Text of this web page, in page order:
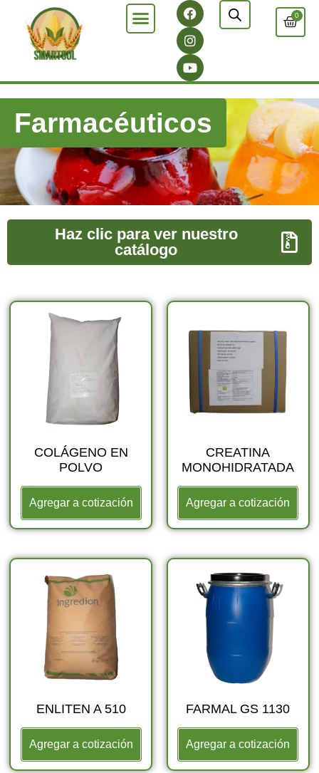
0
Farmacéuticos
Haz clic para ver nuestro
catálogo
COLÁGENO EN
POLVO
Agregar a cotización
CREATINA
MONOHIDRATADA
Agregar a cotización
ENLITEN A 510
Agregar a cotización
FARMAL GS 1130
Agregar a cotización